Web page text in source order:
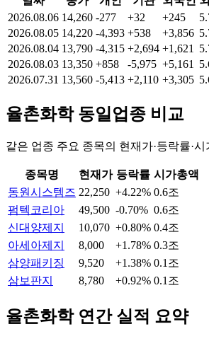
2026.08.06 14,260 -277 +32 +245
2026.08.05 14,220 -4,393 +538 +3,856
2026.08.04 13,790 -4,315 +2,694 +1,621
2026.08.03 13,350 +858 -5,975 +5,161
2026.07.31 13,560 -5,413 +2,110 +3,305
율촌화학동일업종 비교
같은 업종 주요 종목의 현재가·등락률·시
종목명 현재가 등락률 시가총액
동원시스템즈 22,250 +4.22% 0.6조
펌텍코리아
49,500 -0.70% 0.6조
신대양제지
10,070 +0.80% 0.4조
아세아제지
8,000 +1.78% 0.3조
삼양패키징
9,520 +1.38% 0.1조
삼보판지
8,780 +0.92% 0.1조
율촌화학연간 실적 요약